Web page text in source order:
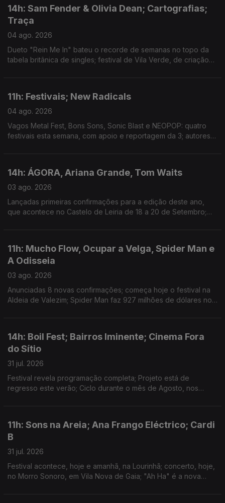
14h: Sam Fender & Olivia Dean; Cartografias;
Traça
04 ago. 2026
Dueto "Rein Me In" bateu o recorde de semanas no topo da
tabela britânica de singles; festival de Vila Verde, de criação
11h: Festivais; New Radicals
04 ago. 2026
Vagos Metal Fest, Bons Sons, Sonic Blast e NEOPOP: quatro
festivais esta semana, com apoio e reportagem da 3; autores
14h: ÁGORA, Ariana Grande, Tom Waits
03 ago. 2026
Lançadas primeiras confirmações para a edição deste ano,
que acontece no Castelo de Leiria de 18 a 20 de Setembro;
11h: Mucho Flow, Ocupar a Velga, Spider Man e
A Odisseia
03 ago. 2026
Anunciadas 8 novas confirmações; começa hoje o festival na
Aldeia de Valezim; Spider Man faz 927 milhões de dólares no
14h: Boil Fest; Bairros Iminente; Cinema Fora
do Sítio
31 jul. 2026
Festival revela programação completa; Projeto está de
regresso este verão; Ciclo durante o mês de Agosto, nos
11h: Sons na Areia; Ana Frango Eléctrico; Cardi
B
31 jul. 2026
Festival acontece, hoje e amanhã, na Lourinhã; concerto, hoje,
no Morro Sonoro, em Vila Nova de Gaia; "Ah Ha" é a nova